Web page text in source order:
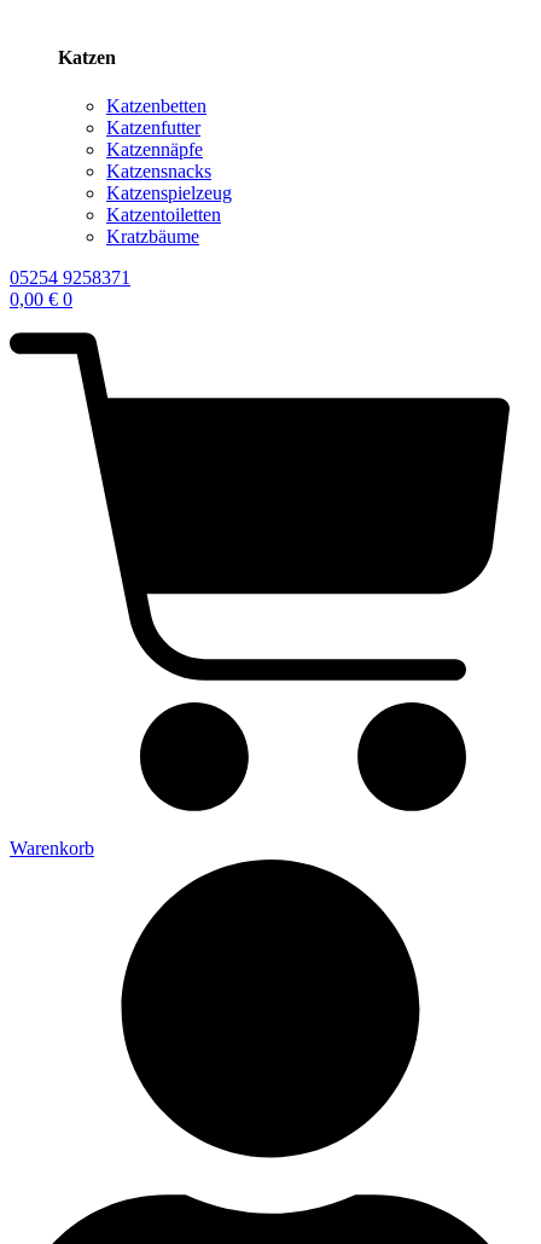
Katzen
Katzenbetten
Katzenfutter
Katzennäpfe
Katzensnacks
Katzenspielzeug
Katzentoiletten
Kratzbäume
05254 9258371
0,00 € 0
Warenkorb